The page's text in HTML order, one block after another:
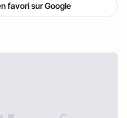
favori sur Google